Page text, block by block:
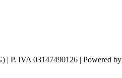
P. IVA 03147490126 | Powered by